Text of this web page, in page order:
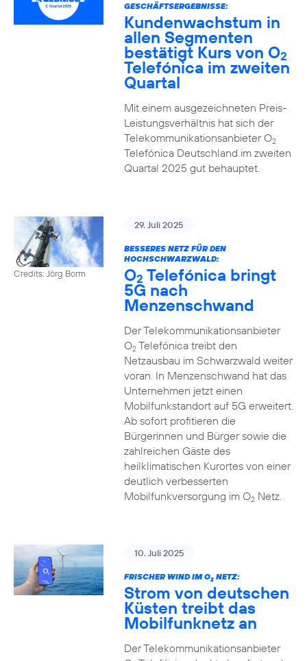
GESCHÄFTSERGEBNISSE:
Kundenwachstum in
allen Segmenten
bestätigt Kurs von O2
Telefónica im zweiten
Quartal
Mit einem ausgezeichneten Preis-
Leistungsverhältnis hat sich der
Telekommunikationsanbieter O2
Telefónica Deutschland im zweiten
Quartal 2025 gut behauptet.
Credits: Jörg Borm
29. Juli 2025
BESSERES NETZ FÜR DEN
HOCHSCHWARZWALD:
O2 Telefónica bringt
5G nach
Menzenschwand
Der Telekommunikationsanbieter
O2Telefónica treibt den
Netzausbau im Schwarzwald weiter
voran. In Menzenschwand hat das
Unternehmen jetzt einen
Mobilfunkstandort auf 5G erweitert.
Ab sofort profitieren die
Bürgerinnen und Bürger sowie die
zahlreichen Gäste des
heilklimatischen Kurortes von einer
deutlich verbesserten
Mobilfunkversorgung im O2Netz.
10. Juli 2025
FRISCHER WIND IM O2NETZ:
Strom von deutschen
Küsten treibt das
Mobilfunknetz an
Der Telekommunikationsanbieter